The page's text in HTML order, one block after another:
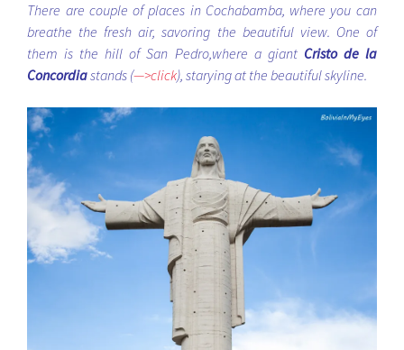
There are couple of places in Cochabamba, where you can
breathe the fresh air, savoring the beautiful view. One of
them is the hill of San Pedro,where a giant Cristo de la
Concordiastands (—>click), starying at the beautiful skyline.